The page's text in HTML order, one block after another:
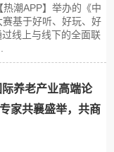
潮APP】举办的《中
基于好听、好玩、好
线上与线下的全面联
养老产业高端论
家共襄盛举，共商